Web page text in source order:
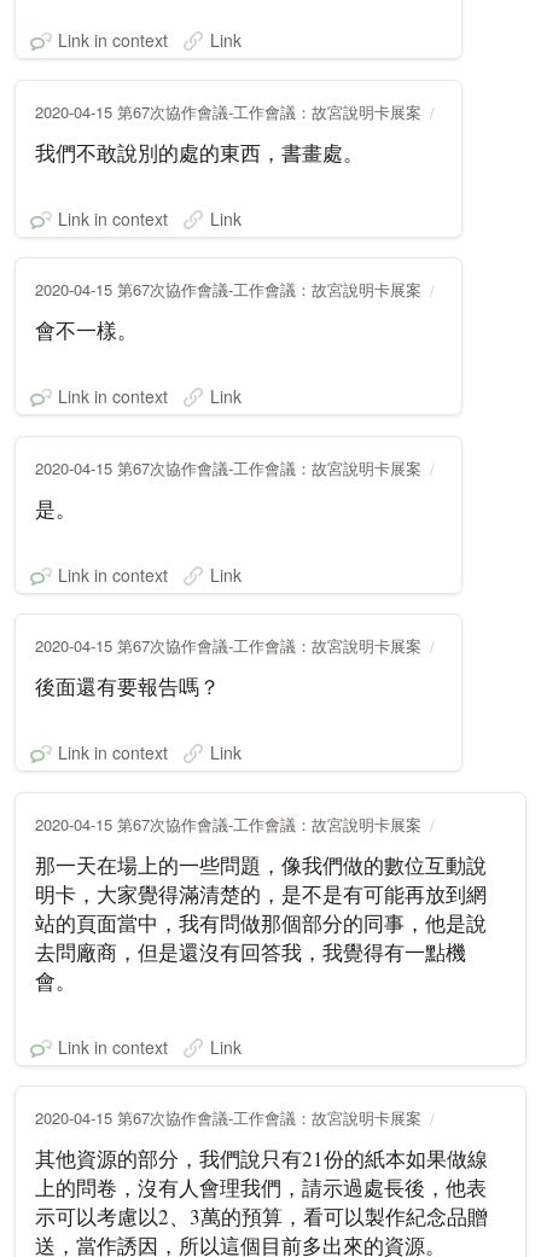
Link in context Link
2020-04-15 第67次協作會議-工作會議：故宮說明卡展案
我們不敢說別的處的東西，書畫處。
Link in context Link
2020-04-15 第67次協作會議-工作會議：故宮說明卡展案
會不一樣。
Link in context Link
2020-04-15 第67次協作會議-工作會議：故宮說明卡展案
是。
Link in context Link
2020-04-15 第67次協作會議-工作會議：故宮說明卡展案
後面還有要報告嗎？
Link in context Link
2020-04-15 第67次協作會議-工作會議：故宮說明卡展案
那一天在場上的一些問題，像我們做的數位互動說
明卡，大家覺得滿清楚的，是不是有可能再放到網
站的頁面當中，我有問做那個部分的同事，他是說
去問廠商，但是還沒有回答我，我覺得有一點機
會。
Link in context Link
2020-04-15 第67次協作會議-工作會議：故宮說明卡展案
其他資源的部分，我們說只有21份的紙本如果做線
上的問卷，沒有人會理我們，請示過處長後，他表
示可以考慮以2、3萬的預算，看可以製作紀念品贈
送，當作誘因，所以這個目前多出來的資源。